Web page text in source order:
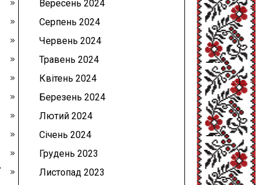
Вересень 2024
Серпень 2024
Червень 2024
Травень 2024
Квітень 2024
Березень 2024
Лютий 2024
Січень 2024
Грудень 2023
Листопад 2023